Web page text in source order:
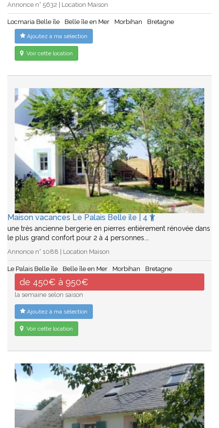
Annonce n° 5632 | Location Maison
Locmaria Belle île Belle île en Mer Morbihan Bretagne
Ajoutez à ma sélection
Voir cette location
Maison vacances Le Palais Belle île | 4
une très ancienne bergerie en pierres entièrement rénovée dans
le plus grand confort pour 2 à 4 personnes.…
Annonce n° 1088 | Location Maison
Le Palais Belle île Belle île en Mer Morbihan Bretagne
de 450€ à 950€
la semaine selon saison
Ajoutez à ma sélection
Voir cette location